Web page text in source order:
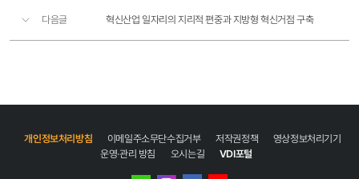
다음글 혁신산업 일자리의 지리적 편중과 지방형 혁신거점 구축
개인정보처리방침 이메일주소무단수집거부 저작권정책
영상정보처리기기
운영·관리 방침
오시는길 VDI포털